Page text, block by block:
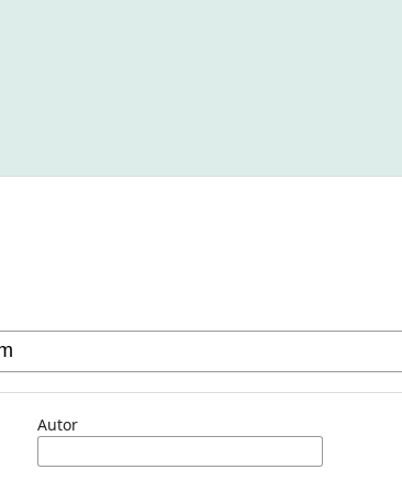
Autor